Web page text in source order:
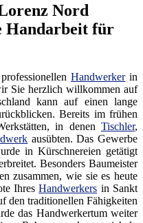
Nord
Handarbeit für
Handwerkerin
Sie herzlich willkommen auf
kann auf einen lange
Bereits im frühen
in denen Tischler,
ausübten. Das Gewerbe
in Kürschnereien getätigt
Besonders Baumeister
zusammen, wie sie es heute
IhresHandwerkers in Sankt
den traditionellen Fähigkeiten
das Handwerkertum weiter